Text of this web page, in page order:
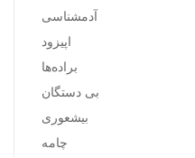
آدمشناسی
اپیزود
براده‌ها
بی دستگان
بیشعوری
چامه